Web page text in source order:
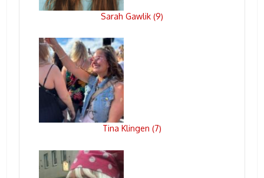
Sarah Gawlik (9)
Tina Klingen (7)